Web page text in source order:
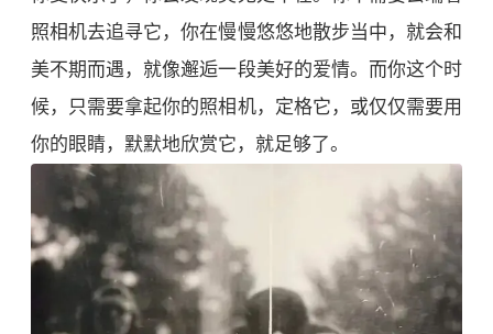
照相机去追寻它，你在慢慢悠悠地散步当中，就会和
美不期而遇，就像邂逅一段美好的爱情。而你这个时
候，只需要拿起你的照相机，定格它，或仅仅需要用
你的眼睛，默默地欣赏它，就足够了。